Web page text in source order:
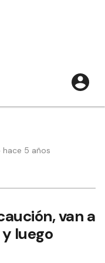
hace 5 años
van a
luego